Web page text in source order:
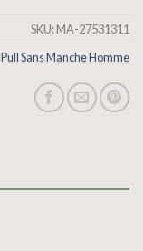
SKU:MA-27531311
Pull Sans Manche Homme